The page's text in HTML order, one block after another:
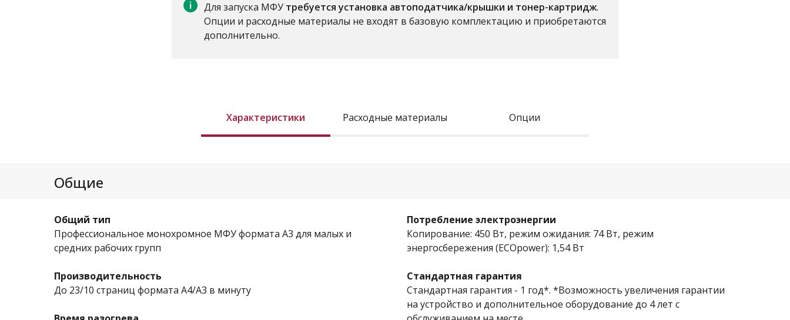
Для запуска МФУ требуется установка автоподатчика/крышки и тонер-картридж.
Опции и расходные материалы не входят в базовую комплектацию и приобретаются
дополнительно.
Характеристики Расходные материалы Опции
Общие
Общий тип
Профессиональное монохромное МФУ формата А3 для малых и
средних рабочих групп
Производительность
До 23/10 страниц формата A4/A3 в минуту
Потребление электроэнергии
Копирование: 450 Вт, режим ожидания: 74 Вт, режим
энергосбережения (ECOpower): 1,54 Вт
Стандартная гарантия
Стандартная гарантия - 1 год*. *Возможность увеличения гарантии
на устройство и дополнительное оборудование до 4 лет с